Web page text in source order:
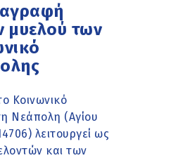
μυελού των
Κοινωνικό
Νεάπολη (Αγίου
λειτουργεί ως
και των